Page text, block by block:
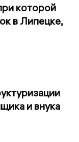
которой
в Липецке,
и внука